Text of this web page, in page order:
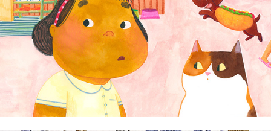
Jamie Bauza